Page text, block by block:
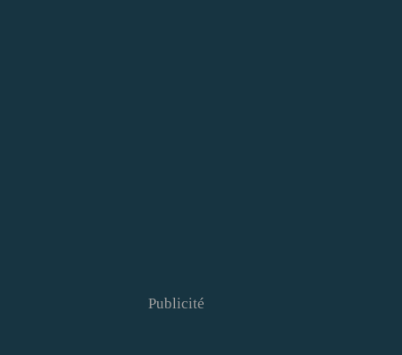
Publicité